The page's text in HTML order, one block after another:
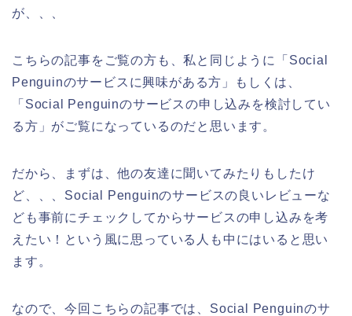
が、、、
こちらの記事をご覧の方も、私と同じように「Social
Penguinのサービスに興味がある方」もしくは、
「Social Penguinのサービスの申し込みを検討してい
る方」がご覧になっているのだと思います。
だから、まずは、他の友達に聞いてみたりもしたけ
ど、、、Social Penguinのサービスの良いレビューな
ども事前にチェックしてからサービスの申し込みを考
えたい！という風に思っている人も中にはいると思い
ます。
なので、今回こちらの記事では、Social Penguinのサ